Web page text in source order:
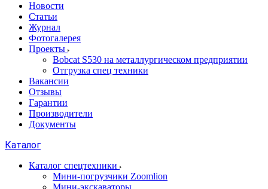
Новости
Статьи
Журнал
Фотогалерея
Проекты
Bobcat S530 на металлургическом предприятии
Отгрузка спец техники
Вакансии
Отзывы
Гарантии
Производители
Документы
Каталог
Каталог спецтехники
Мини-погрузчики Zoomlion
Мини-экскаваторы